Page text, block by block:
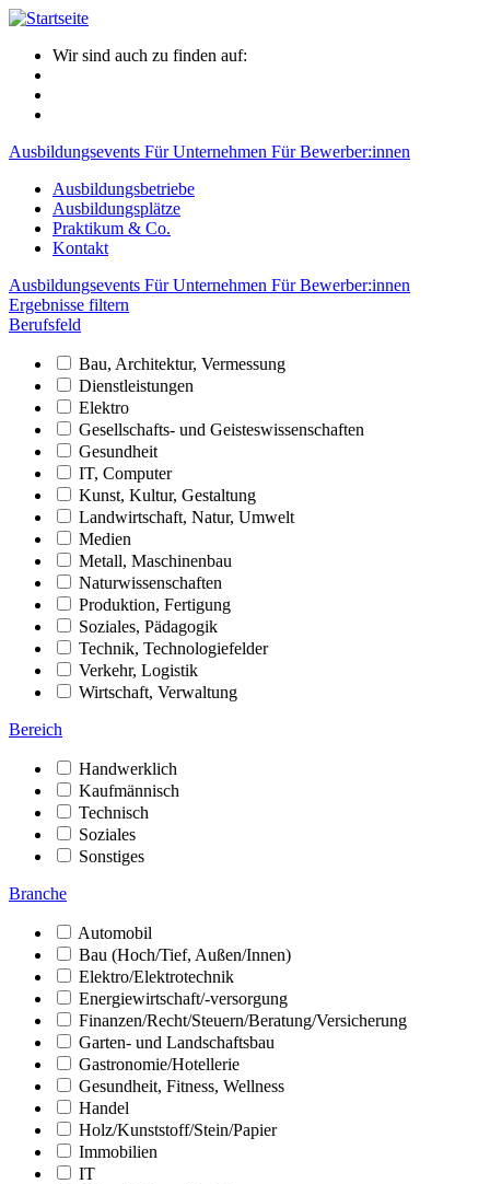
Wir sind auch zu finden auf:
Ausbildungsevents Für Unternehmen Für Bewerber:innen
Ausbildungsbetriebe
Ausbildungsplätze
Praktikum & Co.
Kontakt
Ausbildungsevents Für Unternehmen Für Bewerber:innen
Ergebnisse filtern
Berufsfeld
Bau, Architektur, Vermessung
Dienstleistungen
Elektro
Gesellschafts- und Geisteswissenschaften
Gesundheit
IT, Computer
Kunst, Kultur, Gestaltung
Landwirtschaft, Natur, Umwelt
Medien
Metall, Maschinenbau
Naturwissenschaften
Produktion, Fertigung
Soziales, Pädagogik
Technik, Technologiefelder
Verkehr, Logistik
Wirtschaft, Verwaltung
Bereich
Handwerklich
Kaufmännisch
Technisch
Soziales
Sonstiges
Branche
Automobil
Bau (Hoch/Tief, Außen/Innen)
Elektro/Elektrotechnik
Energiewirtschaft/-versorgung
Finanzen/Recht/Steuern/Beratung/Versicherung
Garten- und Landschaftsbau
Gastronomie/Hotellerie
Gesundheit, Fitness, Wellness
Handel
Holz/Kunststoff/Stein/Papier
Immobilien
IT